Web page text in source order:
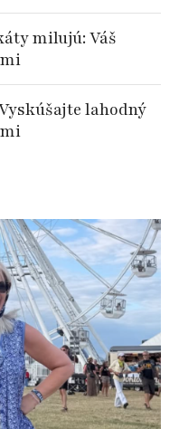
milujú: Váš
lahodný